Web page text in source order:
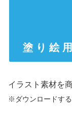
塗 り 絵
イラスト素材を
※ダウンロードす